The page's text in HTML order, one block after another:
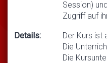
Session)
Zugriff auf
Details:
Der Kurs ist
Die
Die